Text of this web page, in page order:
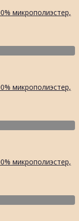
микрополиэстер,
микрополиэстер,
микрополиэстер,